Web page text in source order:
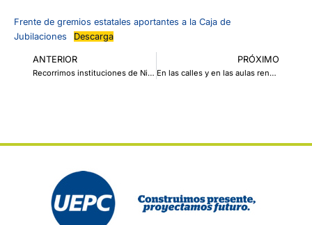
Frente de gremios estatales aportantes a la Caja de
Jubilaciones
Descarga
ANTERIOR
Recorrimos instituciones de Nivel Superior del departamento Marcos Juárez
PRÓXIMO
En las calles y en las aulas renovamos nuestro compromiso ¡Ni una menos. Vivas nos queremos!